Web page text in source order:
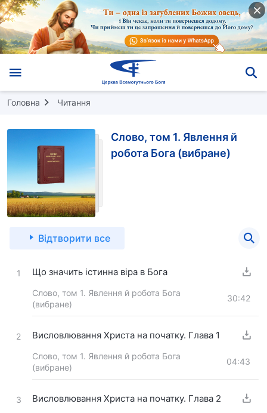
Головна Читання
Слово, том 1. Явлення й
робота Бога (вибране)
Відтворити все
1 Що значить істинна віра в Бога
Слово, том 1. Явлення й робота Бога
(вибране)
30:42
2 Висловлювання Христа на початку. Глава 1
Слово, том 1. Явлення й робота Бога
(вибране)
04:43
3 Висловлювання Христа на початку. Глава 2